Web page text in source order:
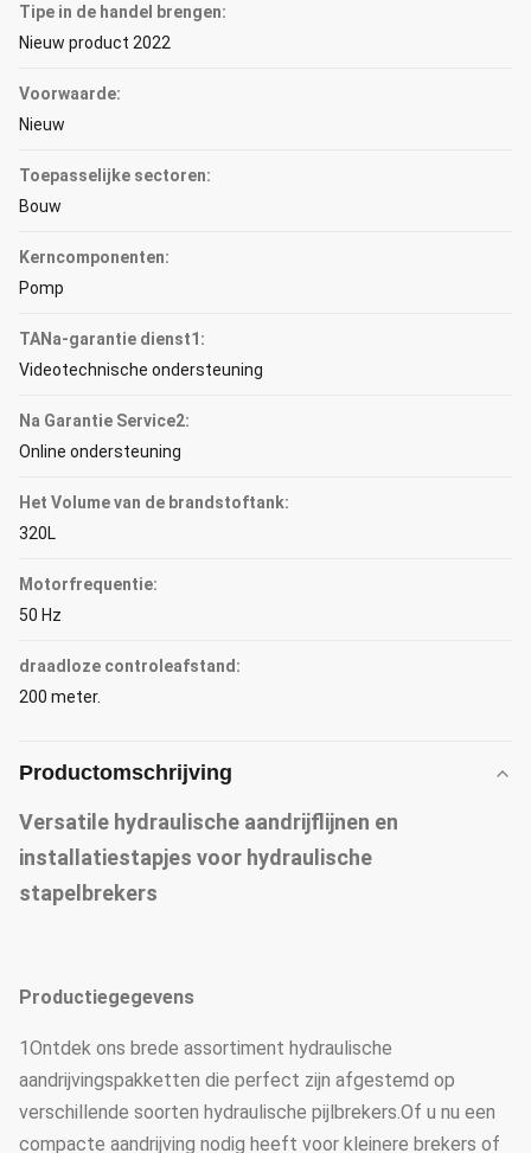
Tipe in de handel brengen:
Nieuw product 2022
Voorwaarde:
Nieuw
Toepasselijke sectoren:
Bouw
Kerncomponenten:
Pomp
TANa-garantie dienst1:
Videotechnische ondersteuning
Na Garantie Service2:
Online ondersteuning
Het Volume van de brandstoftank:
320L
Motorfrequentie:
50 Hz
draadloze controleafstand:
200 meter.
Productomschrijving
Versatile hydraulische aandrijflijnen en
installatiestapjes voor hydraulische
stapelbrekers
Productiegegevens
1Ontdek ons brede assortiment hydraulische
aandrijvingspakketten die perfect zijn afgestemd op
verschillende soorten hydraulische pijlbrekers.Of u nu een
compacte aandrijving nodig heeft voor kleinere brekers of